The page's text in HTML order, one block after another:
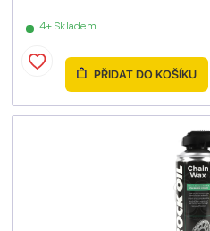
4+ Skladem
PŘIDAT DO KOŠÍKU